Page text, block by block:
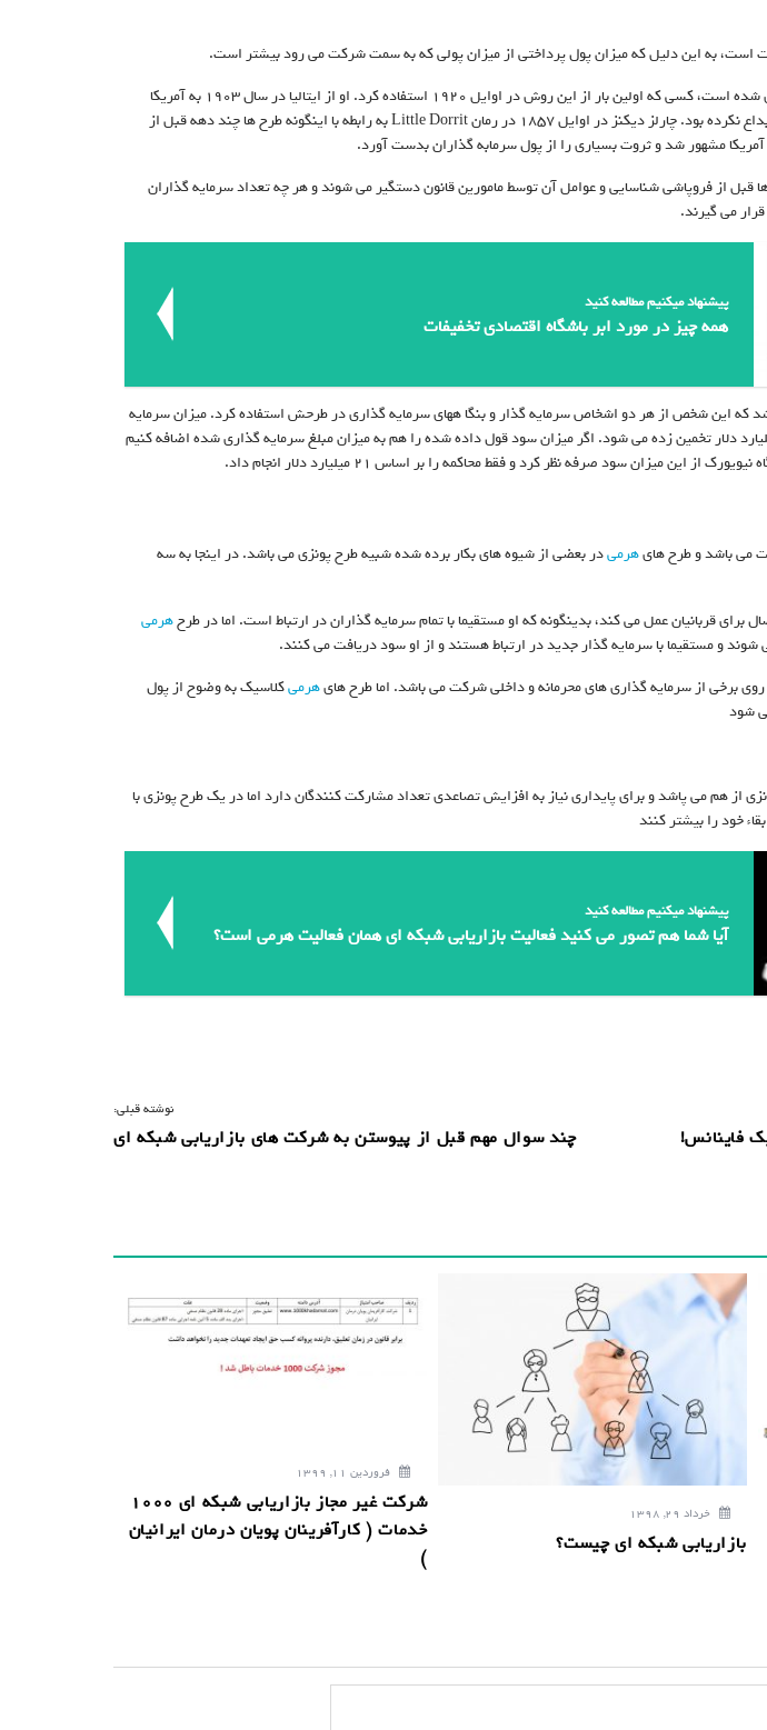
به این دلیل که میزان پول پرداختی از میزان پولی که به سمت شرکت می رود بیشتر است.
این گونه طرح ها به نام Richard Ponzi نام گذاری شده است، کسی که اولین بار از این روش در اوایل ۱۹۲۰ استفاده کرد. او از ایتالیا در سال ۱۹۰۳ به آمریکا
مهاجرت کرده بود. ریچارد پونزی خود این طرح را ابداع نکرده بود. چارلز دیکنز در اوایل ۱۸۵۷ در رمان Little Dorrit به رابطه با اینگونه طرح ها چند دهه قبل از
مشهور شد و ثروت بسیاری را از پول سرمابه گذاران بدست آورد.
قبل از فروپاشی شناسایی و عوامل آن توسط مامورین قانون دستگیر می شوند و هر چه تعداد سرمایه گذاران
می گیرند.
پیشنهاد میکنیم مطالعه کنید
همه چیز در مورد ابر باشگاه اقتصادی تخفیفات
که این شخص از هر دو اشخاص سرمایه گذار و بنگا ههای سرمایه گذاری در طرحش استفاده کرد. میزان سرمایه
توسط مدوف در این طرح از بین رفت ۲۱ میلیارد دلار تخمین زده می شود. اگر میزان سود قول داده شده را هم به میزان مبلغ سرمایه گذاری شده اضافه کنیم
می باشد و طرح هایهرمیدر بعضی از شیوه های بکار برده شده شبیه طرح پونزی می باشد. در اینجا به سه
هرمی
و مستقیما با سرمایه گذار جدید در ارتباط هستند و از او سود دریافت می کنند.
هرمیکلاسیک به وضوح از پول
شود
از هم می پاشد و برای پایداری نیاز به افزایش تصاعدی تعداد مشارکت کنندگان دارد اما در یک طرح پونزی با
خود را بیشتر کنند
پیشنهاد میکنیم مطالعه کنید
آیا شما هم تصور می کنید فعالیت بازاریابی شبکه ای همان فعالیت هرمی است؟
نوشته قبلی:
چند سوال مهم قبل از پیوستن به شرکت های بازاریابی شبکه ای فاینانس!
فروردین 11, 1399
شرکت غیر مجاز بازاریابی شبکه ای 1000
خدمات ( کارآفرینان پویان درمان ایرانیان
)
خرداد 29, 1398
بازاریابی شبکه ای چیست؟